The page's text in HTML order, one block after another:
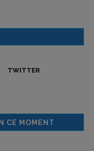
TWITTER
CE MOMENT